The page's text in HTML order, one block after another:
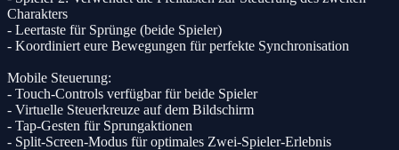
Charakters
- Leertaste für Sprünge (beide Spieler)
- Koordiniert eure Bewegungen für perfekte Synchronisation
Mobile Steuerung:
- Touch-Controls verfügbar für beide Spieler
- Virtuelle Steuerkreuze auf dem Bildschirm
- Tap-Gesten für Sprungaktionen
- Split-Screen-Modus für optimales Zwei-Spieler-Erlebnis